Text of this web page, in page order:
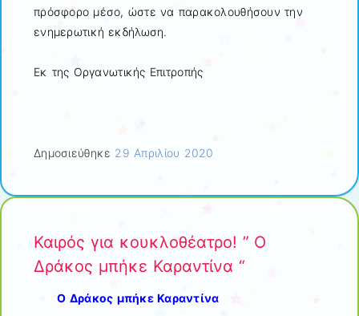
πρόσφορο μέσο, ώστε να παρακολουθήσουν την
ενημερωτική εκδήλωση.
Εκ της Οργανωτικής Επιτροπής
Δημοσιεύθηκε 29 Απριλίου 2020
Καιρός για κουκλοθέατρο! ” Ο
Δράκος μπήκε Καραντίνα “
Ο Δράκος μπήκε Καραντίνα